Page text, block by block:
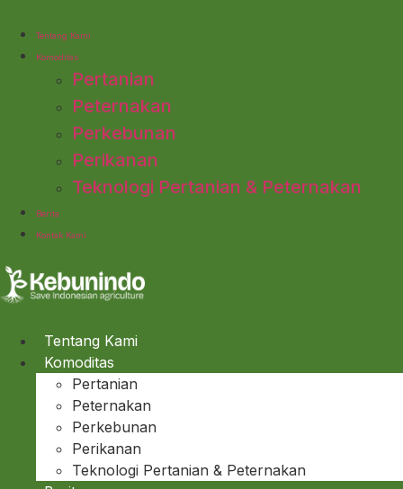
Tentang Kami
Komoditas
Pertanian
Peternakan
Perkebunan
Perikanan
Teknologi Pertanian & Peternakan
Berita
Kontak Kami
Tentang Kami
Komoditas
Pertanian
Peternakan
Perkebunan
Perikanan
Teknologi Pertanian & Peternakan